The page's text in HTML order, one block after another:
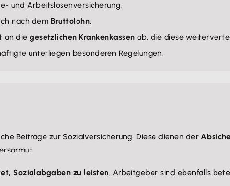
und Arbeitslosenversicherung.
nach dem Bruttolohn.
an diegesetzlichen Krankenkassen ab, die diese
unterliegen besonderen Regelungen.
Beiträge zur Sozialversicherung. Diese dienen der
Sozialabgaben zu leisten. Arbeitgeber sind ebenfalls